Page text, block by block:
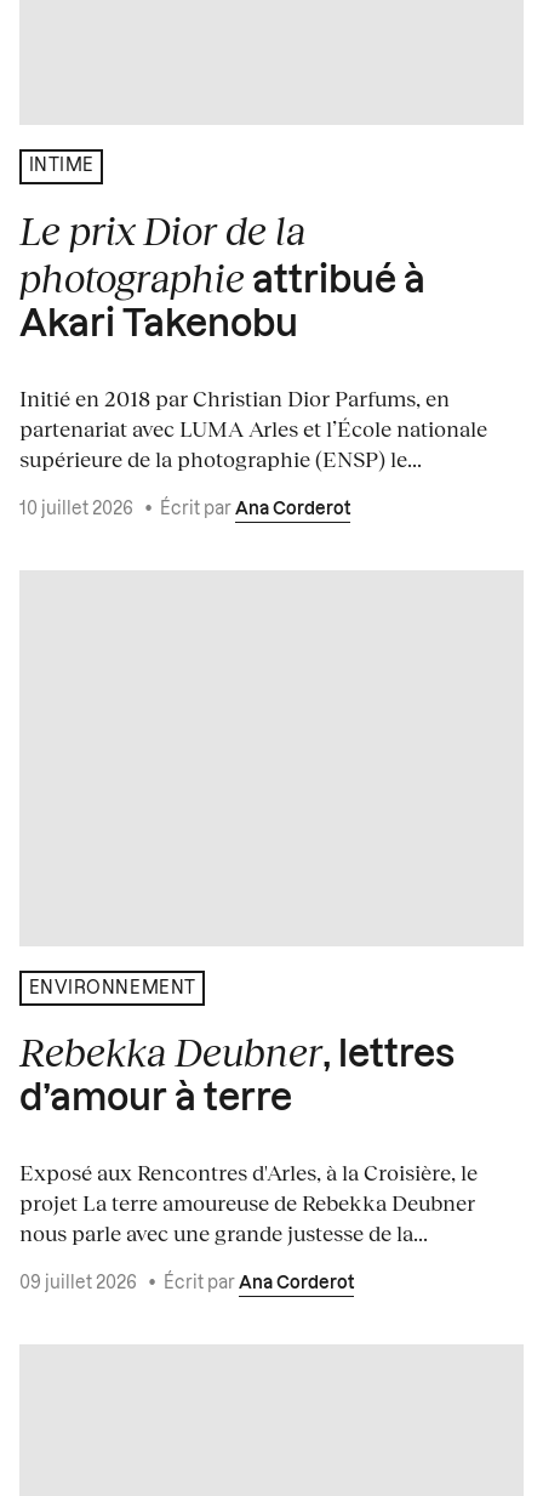
INTIME
Le prix Dior de la
photographie attribué à
Akari Takenobu
Initié en 2018 par Christian Dior Parfums, en
partenariat avec LUMA Arles et l’École nationale
supérieure de la photographie (ENSP) le...
10 juillet 2026 • Écrit par Ana Corderot
ENVIRONNEMENT
Rebekka Deubner, lettres
d’amour à terre
Exposé aux Rencontres d'Arles, à la Croisière, le
projet La terre amoureuse de Rebekka Deubner
nous parle avec une grande justesse de la...
09 juillet 2026 • Écrit par Ana Corderot